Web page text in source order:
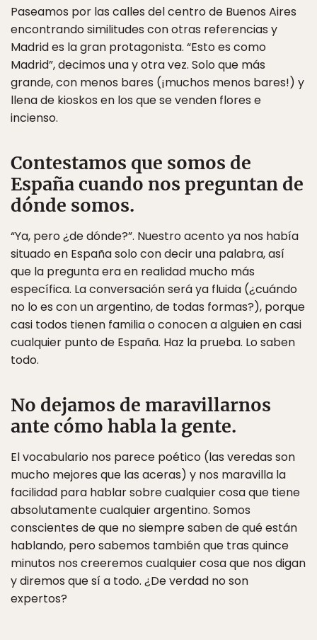
Paseamos por las calles del centro de Buenos Aires
encontrando similitudes con otras referencias y
Madrid es la gran protagonista. “Esto es como
Madrid”, decimos una y otra vez. Solo que más
grande, con menos bares (¡muchos menos bares!) y
llena de kioskos en los que se venden flores e
incienso.
Contestamos que somos de
España cuando nos preguntan de
dónde somos.
“Ya, pero ¿de dónde?”. Nuestro acento ya nos había
situado en España solo con decir una palabra, así
que la pregunta era en realidad mucho más
específica. La conversación será ya fluida (¿cuándo
no lo es con un argentino, de todas formas?), porque
casi todos tienen familia o conocen a alguien en casi
cualquier punto de España. Haz la prueba. Lo saben
todo.
No dejamos de maravillarnos
ante cómo habla la gente.
El vocabulario nos parece poético (las veredas son
mucho mejores que las aceras) y nos maravilla la
facilidad para hablar sobre cualquier cosa que tiene
absolutamente cualquier argentino. Somos
conscientes de que no siempre saben de qué están
hablando, pero sabemos también que tras quince
minutos nos creeremos cualquier cosa que nos digan
y diremos que sí a todo. ¿De verdad no son
expertos?